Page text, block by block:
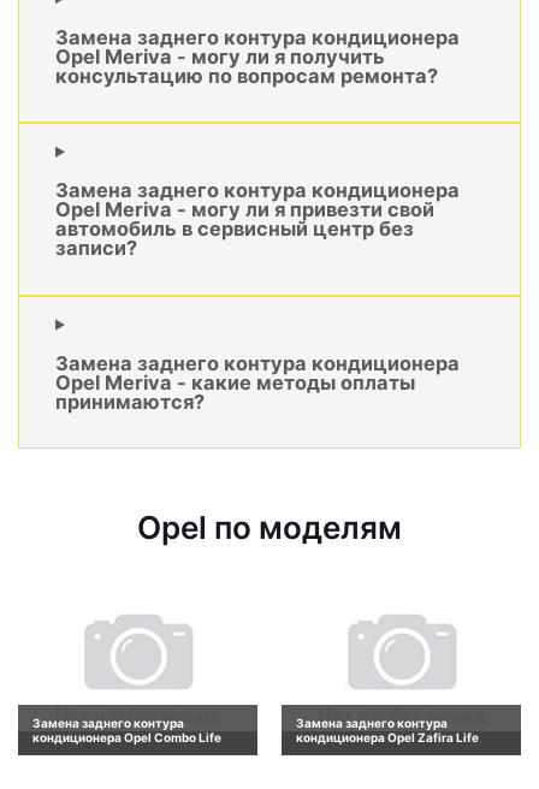
Замена заднего контура кондиционера
Opel Meriva - могу ли я получить
консультацию по вопросам ремонта?
Замена заднего контура кондиционера
Opel Meriva - могу ли я привезти свой
автомобиль в сервисный центр без
записи?
Замена заднего контура кондиционера
Opel Meriva - какие методы оплаты
принимаются?
Opel по моделям
Замена заднего контура
кондиционера Opel Combo Life
Замена заднего контура
кондиционера Opel Zafira Life